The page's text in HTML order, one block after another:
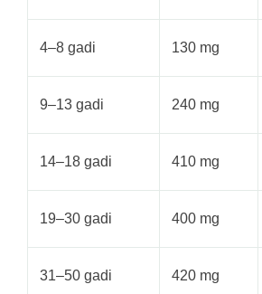
4–8 gadi 130 mg
9–13 gadi 240 mg
14–18 gadi 410 mg
19–30 gadi 400 mg
31–50 gadi 420 mg